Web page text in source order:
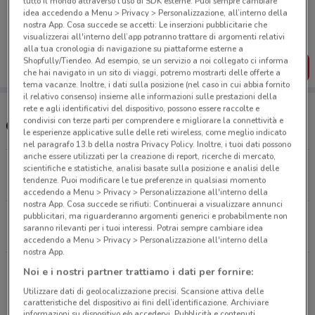
Porta DoveConviene sempre con te!
Puoi trovare le migliori offerte dei negozi vicino a te,
salvarle e creare la tua lista del risparmio, comodamente
dal tuo cellulare.
SCARICA L’APP
Orari e Indirizzi Euronics
Strada Provinciale 231, Km 35.2 Corato
1.3 km
CHIUSO
Via Austria SNC Trani
13.4 km
Via Delle Oliere E Saponiere Meridionali, 5
Molfetta
13.7 km
CHIUSO
idea accedendo a Menu > Privacy > Personalizzazione, all’interno della
nostra App. Cosa succede se accetti: Le inserzioni pubblicitarie che
visualizzerai all'interno dell’app potranno trattare di argomenti relativi
alla tua cronologia di navigazione su piattaforme esterne a
Shopfully/Tiendeo. Ad esempio, se un servizio a noi collegato ci informa
che hai navigato in un sito di viaggi, potremo mostrarti delle offerte a
tema vacanze. Inoltre, i dati sulla posizione (nel caso in cui abbia fornito
il relativo consenso) insieme alle informazioni sulle prestazioni della
rete e agli identificativi del dispositivo, possono essere raccolte e
condivisi con terze parti per comprendere e migliorare la connettività e
le esperienze applicative sulle delle reti wireless, come meglio indicato
nel paragrafo 13.b della nostra Privacy Policy. Inoltre, i tuoi dati possono
anche essere utilizzati per la creazione di report, ricerche di mercato,
scientifiche e statistiche, analisi basate sulla posizione e analisi delle
tendenze. Puoi modificare le tue preferenze in qualsiasi momento
accedendo a Menu > Privacy > Personalizzazione all'interno della
nostra App. Cosa succede se rifiuti: Continuerai a visualizzare annunci
pubblicitari, ma riguarderanno argomenti generici e probabilmente non
saranno rilevanti per i tuoi interessi. Potrai sempre cambiare idea
accedendo a Menu > Privacy > Personalizzazione all'interno della
nostra App.
Noi e i nostri partner trattiamo i dati per fornire:
Utilizzare dati di geolocalizzazione precisi. Scansione attiva delle
caratteristiche del dispositivo ai fini dell’identificazione. Archiviare